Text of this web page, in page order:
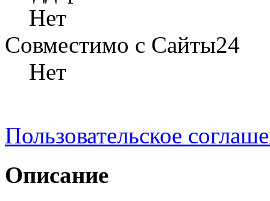
Нет
Совместимо с Сайты24
Нет
Пользовательское
Описание